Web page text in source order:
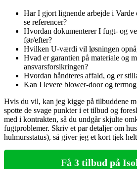
Har I gjort lignende arbejde i Varde
se referencer?
Hvordan dokumenterer I fugt- og
før/efter?
Hvilken U‑værdi vil løsningen
Hvad er garantien på materiale og
ansvarsforsikringen?
Hvordan håndteres affald, og er
Kan I levere blower‑door og
Hvis du vil, kan jeg kigge på tilbuddene
spotte de svage punkter i et tilbud og
med i kontrakten, så du undgår skjulte
fugtproblemer. Skriv et par detaljer om
hulmursstatus), så giver jeg et kort tjek
Få 3 tilbud på